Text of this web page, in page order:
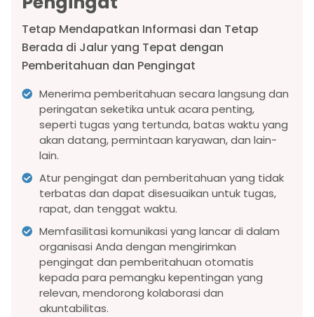
Tetap Mendapatkan Informasi dan Tetap
Berada di Jalur yang Tepat dengan
Pemberitahuan dan Pengingat
Menerima pemberitahuan secara langsung dan
peringatan seketika untuk acara penting,
seperti tugas yang tertunda, batas waktu yang
akan datang, permintaan karyawan, dan lain-
lain.
Atur pengingat dan pemberitahuan yang tidak
terbatas dan dapat disesuaikan untuk tugas,
rapat, dan tenggat waktu.
Memfasilitasi komunikasi yang lancar di dalam
organisasi Anda dengan mengirimkan
pengingat dan pemberitahuan otomatis
kepada para pemangku kepentingan yang
relevan, mendorong kolaborasi dan
akuntabilitas.